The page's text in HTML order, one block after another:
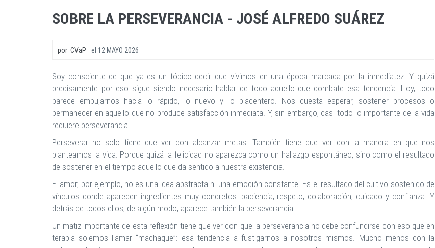
SOBRE LA PERSEVERANCIA - JOSÉ ALFREDO SUÁREZ
por CVaP el 12 MAYO 2026
Soy consciente de que ya es un tópico decir que vivimos en una época marcada por la inmediatez. Y quizá
precisamente por eso sigue siendo necesario hablar de todo aquello que combate esa tendencia. Hoy, todo
parece empujarnos hacia lo rápido, lo nuevo y lo placentero. Nos cuesta esperar, sostener procesos o
permanecer en aquello que no produce satisfacción inmediata. Y, sin embargo, casi todo lo importante de la vida
requiere perseverancia.
Perseverar no solo tiene que ver con alcanzar metas. También tiene que ver con la manera en que nos
planteamos la vida. Porque quizá la felicidad no aparezca como un hallazgo espontáneo, sino como el resultado
de sostener en el tiempo aquello que da sentido a nuestra existencia.
El amor, por ejemplo, no es una idea abstracta ni una emoción constante. Es el resultado del cultivo sostenido de
vínculos donde aparecen ingredientes muy concretos: paciencia, respeto, colaboración, cuidado y confianza. Y
detrás de todos ellos, de algún modo, aparece también la perseverancia.
Un matiz importante de esta reflexión tiene que ver con que la perseverancia no debe confundirse con eso que en
terapia solemos llamar “machaque”: esa tendencia a fustigarnos a nosotros mismos. Mucho menos con la